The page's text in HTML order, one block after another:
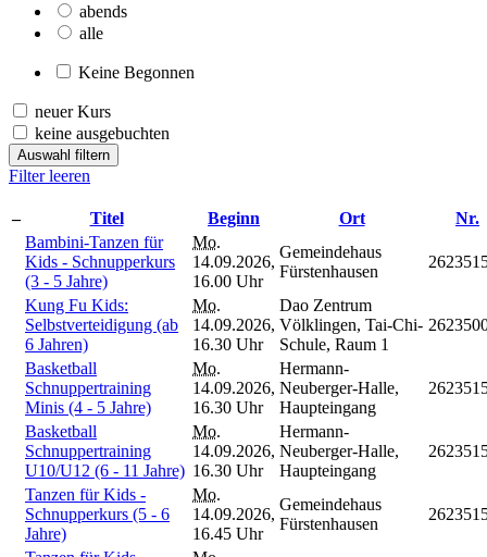
abends
alle
Keine Begonnen
neuer Kurs
keine ausgebuchten
Auswahl filtern
Filter leeren
– Titel Beginn Ort
Nr.
Bambini-Tanzen für
Kids - Schnupperkurs
(3 - 5 Jahre)
Mo.
14.09.2026,
16.00 Uhr
Gemeindehaus
Fürstenhausen
Kung Fu Kids:
Selbstverteidigung (ab
6 Jahren)
Mo.
14.09.2026,
16.30 Uhr
Dao Zentrum
Völklingen, Tai-Chi-
Schule, Raum 1
Basketball
Schnuppertraining
Minis (4 - 5 Jahre)
Mo.
14.09.2026,
16.30 Uhr
Hermann-
Neuberger-Halle,
Haupteingang
Basketball
Schnuppertraining
U10/U12 (6 - 11 Jahre)
Mo.
14.09.2026,
16.30 Uhr
Hermann-
Neuberger-Halle,
Haupteingang
Tanzen für Kids -
Schnupperkurs (5 - 6
Jahre)
Mo.
14.09.2026,
16.45 Uhr
Gemeindehaus
Fürstenhausen